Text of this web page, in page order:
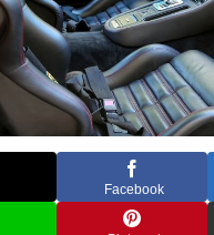
Facebook